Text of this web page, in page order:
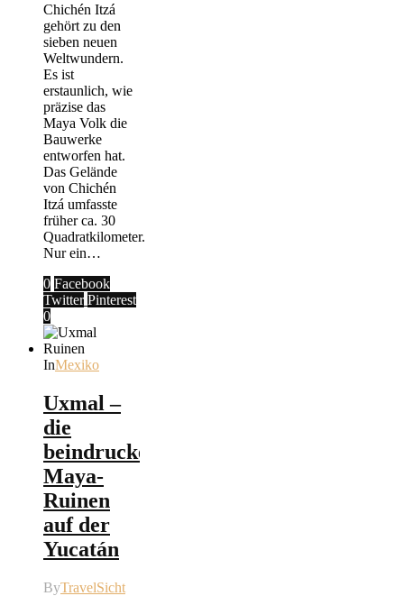
Chichén Itzá
gehört zu den
sieben neuen
Weltwundern.
Es ist
erstaunlich, wie
präzise das
Maya Volk die
Bauwerke
entworfen hat.
Das Gelände
von Chichén
Itzá umfasste
früher ca. 30
Quadratkilometer.
Nur ein…
0 Facebook
Twitter Pinterest
0
InMexiko
Uxmal –
die
beindruckenden
Maya-
Ruinen
auf der
Yucatán
ByTravelSicht